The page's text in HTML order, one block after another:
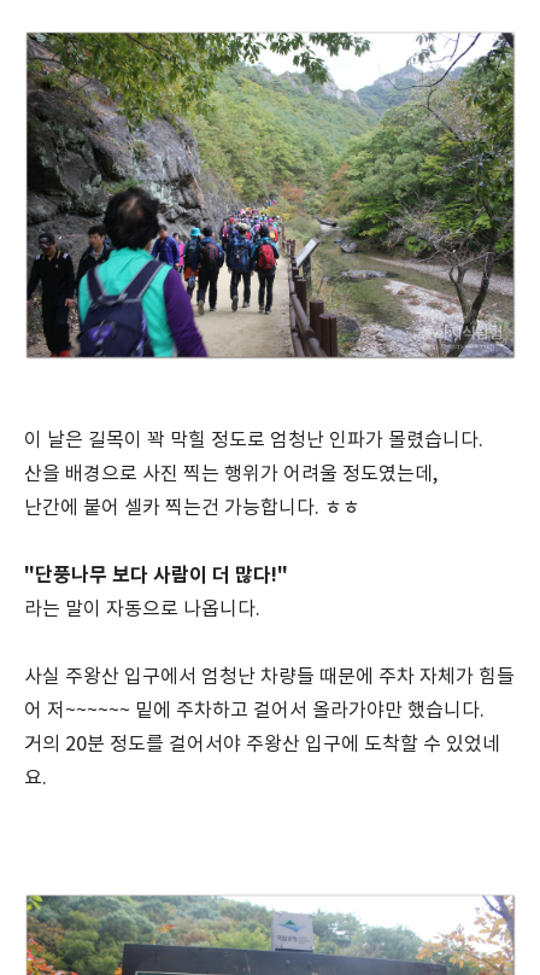
이 날은 길목이 꽉 막힐 정도로 엄청난 인파가 몰렸습니다.
산을 배경으로 사진 찍는 행위가 어려울 정도였는데,
난간에 붙어 셀카 찍는건 가능합니다. ㅎㅎ
"단풍나무 보다 사람이 더 많다!"
라는 말이 자동으로 나옵니다.
사실 주왕산 입구에서 엄청난 차량들 때문에 주차 자체가 힘들
어 저~~~~~~ 밑에 주차하고 걸어서 올라가야만 했습니다.
거의 20분 정도를 걸어서야 주왕산 입구에 도착할 수 있었네
요.